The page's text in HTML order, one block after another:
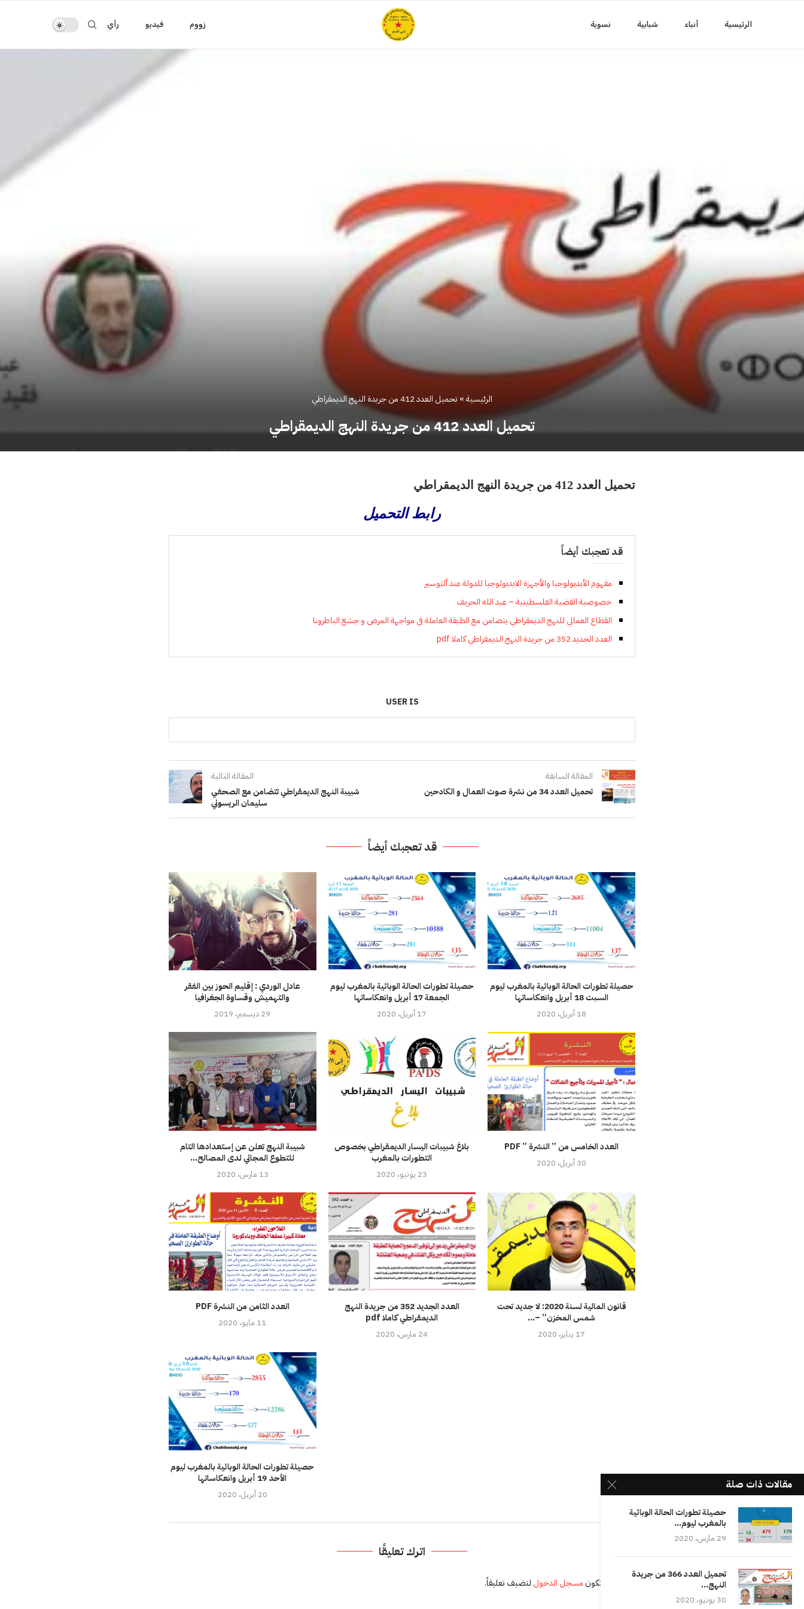
الرئيسية أنباء شبابية نسوية زووم فيديو رأي
الرئيسية» تحميل العدد 412 من جريدة النهج الديمقراطي
تحميل العدد 412 من جريدة النهج الديمقراطي
تحميل العدد 412 من جريدة النهج الديمقراطي
رابط التحميل
قد تعجبك أيضاً
مفهوم الأيديولوجيا والأجهزة الايديولوجيا للدولة عند ألتوسير
خصوصية القضية الفلسطينية – عبد الله الحريف
القطاع العمالي للنهج الديمقراطي يتضامن مع الطبقة العاملة في مواجهة المرض و جشع الباطرونا
العدد الجديد 352 من جريدة النهج الديمقراطي كاملا pdf
USER IS
المقالة السابقة
تحميل العدد 34 من نشرة صوت العمال و الكادحين
المقالة التالية
شبيبة النهج الديمقراطي تتضامن مع الصحفي
سليمان الريسوني
قد تعجبك أيضاً
عادل الوردي : إقليم الحوز بين الفقر
والتهميش وقساوة الجغرافيا
29 ديسمبر، 2019
حصيلة تطورات الحالة الوبائية بالمغرب ليوم
الجمعة 17 أبريل وانعكاساتها
17 أبريل، 2020
حصيلة تطورات الحالة الوبائية بالمغرب ليوم
السبت 18 أبريل وانعكاساتها
18 أبريل، 2020
شبيبة النهج تعلن عن إستعدادها التام
للتطوع المجاني لدى المصالح...
13 مارس، 2020
بلاغ شبيبات اليسار الديمقراطي بخصوص
التطورات بالمغرب
23 يونيو، 2020
العدد الخامس من ” النشرة ” PDF
30 أبريل، 2020
العدد الثامن من النشرة PDF
11 مايو، 2020
العدد الجديد 352 من جريدة النهج
الديمقراطي كاملا pdf
24 مارس، 2020
قانون المالية لسنة 2020: لا جديد تحت
شمس المخزن” –...
17 يناير، 2020
حصيلة تطورات الحالة الوبائية بالمغرب ليوم
الأحد 19 أبريل وانعكاساتها
20 أبريل، 2020
اترك تعليقًا
يجب أنت تكون مسجل الدخول لتضيف تعليقاً.
مقالات ذات صلة
حصيلة تطورات الحالة الوبائية
بالمغرب ليوم...
29 مارس، 2020
تحميل العدد 366 من جريدة
النهج...
30 يونيو، 2020